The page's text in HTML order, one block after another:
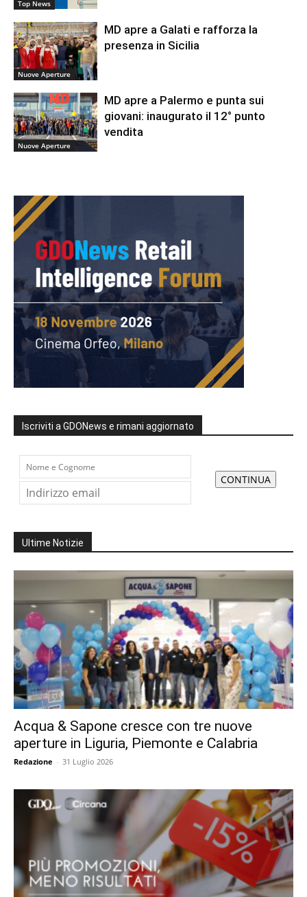
Top News
Nuove Aperture
MD apre a Galati e rafforza la
presenza in Sicilia
Nuove Aperture
MD apre a Palermo e punta sui
giovani: inaugurato il 12° punto
vendita
Iscriviti a GDONews e rimani aggiornato
Ultime Notizie
Acqua & Sapone cresce con tre nuove
aperture in Liguria, Piemonte e Calabria
Redazione - 31 Luglio 2026